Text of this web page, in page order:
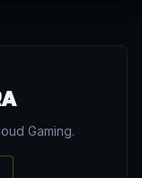
Gaming.